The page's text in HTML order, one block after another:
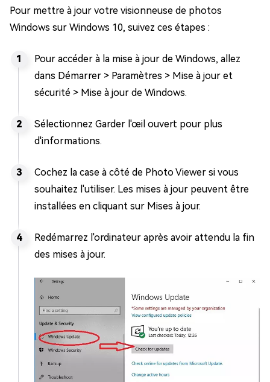
Pour mettre à jour votre visionneuse de photos
Windows sur Windows 10, suivez ces étapes :
Pour accéder à la mise à jour de Windows, allez
dans Démarrer > Paramètres > Mise à jour et
sécurité > Mise à jour de Windows.
Sélectionnez Garder l'œil ouvert pour plus
d'informations.
Cochez la case à côté de Photo Viewer si vous
souhaitez l'utiliser. Les mises à jour peuvent être
installées en cliquant sur Mises à jour.
Redémarrez l'ordinateur après avoir attendu la fin
des mises à jour.